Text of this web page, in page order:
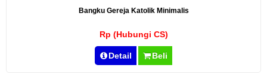
Bangku Gereja Katolik Minimalis
Rp (Hubungi CS)
Detail Beli